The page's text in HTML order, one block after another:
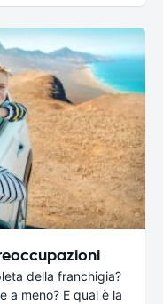
della franchigia?
a meno? E qual è la